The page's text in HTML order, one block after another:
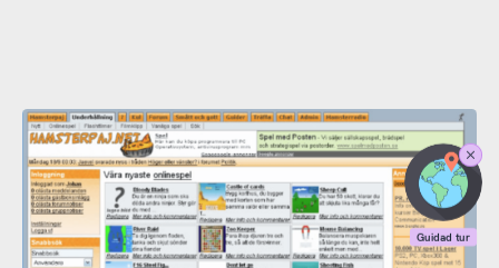
Stäng
Guidad
tur